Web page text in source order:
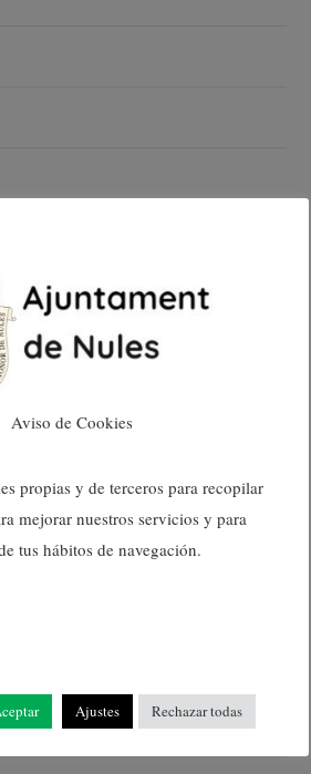
Aviso de Cookies
propias y de terceros para recopilar
mejorar nuestros servicios y para
tus hábitos de navegación.
Ajustes Rechazar todas